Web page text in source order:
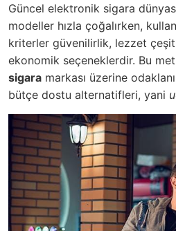
Güncel elektronik sigara
modeller hızla çoğalırken,
kriterler güvenilirlik, lezzet
ekonomik seçeneklerdir. Bu
sigara markası üzerine
bütçe dostu alternatifleri, yani